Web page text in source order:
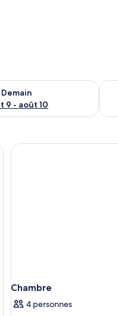
Demain
9 - août 10
pour demain août 9
de travail en granit, de
Chambre
4 personnes